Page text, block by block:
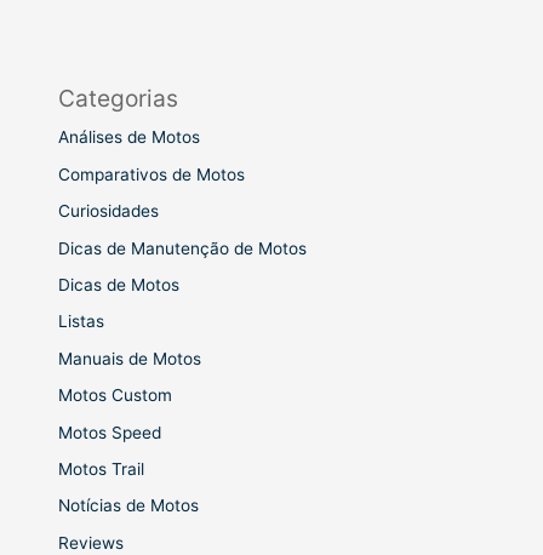
Categorias
Análises de Motos
Comparativos de Motos
Curiosidades
Dicas de Manutenção de Motos
Dicas de Motos
Listas
Manuais de Motos
Motos Custom
Motos Speed
Motos Trail
Notícias de Motos
Reviews